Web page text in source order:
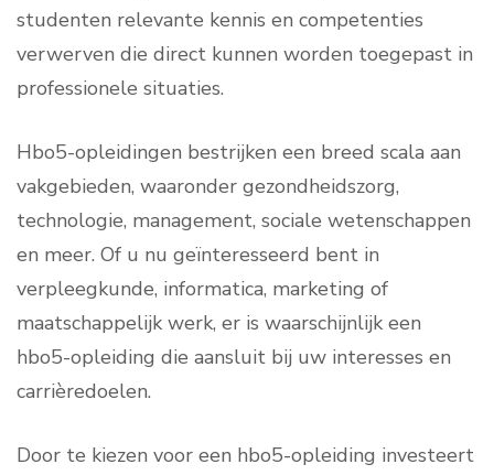
studenten relevante kennis en competenties
verwerven die direct kunnen worden toegepast in
professionele situaties.
Hbo5-opleidingen bestrijken een breed scala aan
vakgebieden, waaronder gezondheidszorg,
technologie, management, sociale wetenschappen
en meer. Of u nu geïnteresseerd bent in
verpleegkunde, informatica, marketing of
maatschappelijk werk, er is waarschijnlijk een
hbo5-opleiding die aansluit bij uw interesses en
carrièredoelen.
Door te kiezen voor een hbo5-opleiding investeert